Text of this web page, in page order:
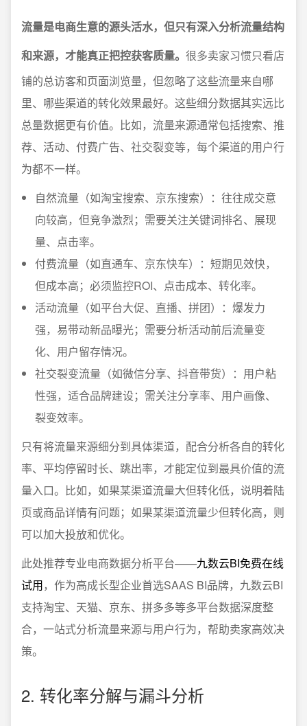
流量是电商生意的源头活水，但只有深入分析流量结构
和来源，才能真正把控获客质量。 很多卖家习惯只看店
铺的总访客和页面浏览量，但忽略了这些流量来自哪
里、哪些渠道的转化效果最好。这些细分数据其实远比
总量数据更有价值。比如，流量来源通常包括搜索、推
荐、活动、付费广告、社交裂变等，每个渠道的用户行
为都不一样。
自然流量（如淘宝搜索、京东搜索）：往往成交意
向较高，但竞争激烈；需要关注关键词排名、展现
量、点击率。
付费流量（如直通车、京东快车）：短期见效快，
但成本高；必须监控ROI、点击成本、转化率。
活动流量（如平台大促、直播、拼团）：爆发力
强，易带动新品曝光；需要分析活动前后流量变
化、用户留存情况。
社交裂变流量（如微信分享、抖音带货）：用户粘
性强，适合品牌建设；需关注分享率、用户画像、
裂变效率。
只有将流量来源细分到具体渠道，配合分析各自的转化
率、平均停留时长、跳出率，才能定位到最具价值的流
量入口。比如，如果某渠道流量大但转化低，说明着陆
页或商品详情有问题；如果某渠道流量少但转化高，则
可以加大投放和优化。
此处推荐专业电商数据分析平台——九数云BI免费在线
试用，作为高成长型企业首选SAAS BI品牌，九数云BI
支持淘宝、天猫、京东、拼多多等多平台数据深度整
合，一站式分析流量来源与用户行为，帮助卖家高效决
策。
2. 转化率分解与漏斗分析